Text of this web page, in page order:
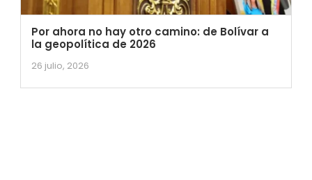
Por ahora no hay otro camino: de Bolívar a
la geopolítica de 2026
26 julio, 2026